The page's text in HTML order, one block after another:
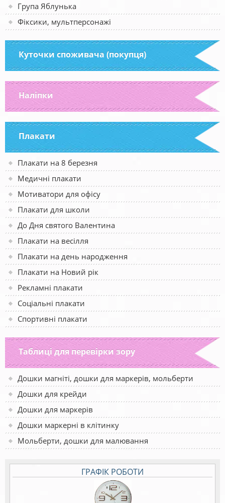
Група Яблунька
Фіксики, мультперсонажі
Куточки споживача (покупця)
Наліпки
Плакати
Плакати на 8 березня
Медичні плакати
Мотиватори для офісу
Плакати для школи
До Дня святого Валентина
Плакати на весілля
Плакати на день народження
Плакати на Новий рік
Рекламні плакати
Соціальні плакати
Спортивні плакати
Таблиці для перевірки зору
Дошки магніті, дошки для маркерів, мольберти
Дошки для крейди
Дошки для маркерів
Дошки маркерні в клітинку
Мольберти, дошки для малювання
ГРАФІК РОБОТИ